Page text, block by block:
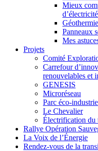
Mieux
Géothermie
Panneaux
Mes
Projets
Comité
Carrefour
renouvelables et
GENESIS
Microréseau
Parc éco-
Le Chevalier
Électrification du
Rallye Opération
La Voix de l’Énergie
Rendez-vous de la